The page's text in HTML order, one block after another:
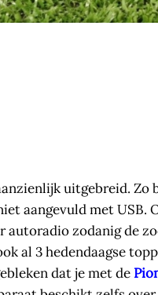
uitgebreid. Zo
aangevuld met USB.
zodanig de
al 3 hedendaagse
dat je met de